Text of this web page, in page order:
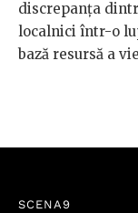
discrepanța
localnici într-o
bază resursă a
SCENA9